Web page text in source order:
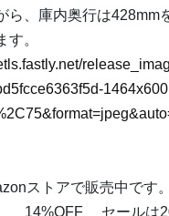
ら、庫内奥行は
す。
ストアで販売中です
14%OFF セールは